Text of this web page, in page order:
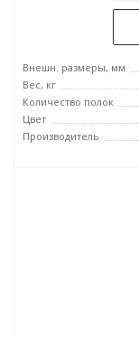
Внешн. размеры, мм
Вес, кг
Количество полок
Цвет
Производитель